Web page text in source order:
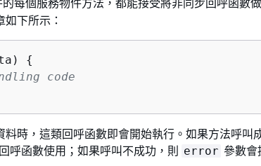
的每個服務物件方法，都能接受將非同步回呼函數
下所示：
) {
code
料時，這類回呼函數即會開始執行。如果方法呼叫
呼函數使用；如果呼叫不成功，則 error 參數會